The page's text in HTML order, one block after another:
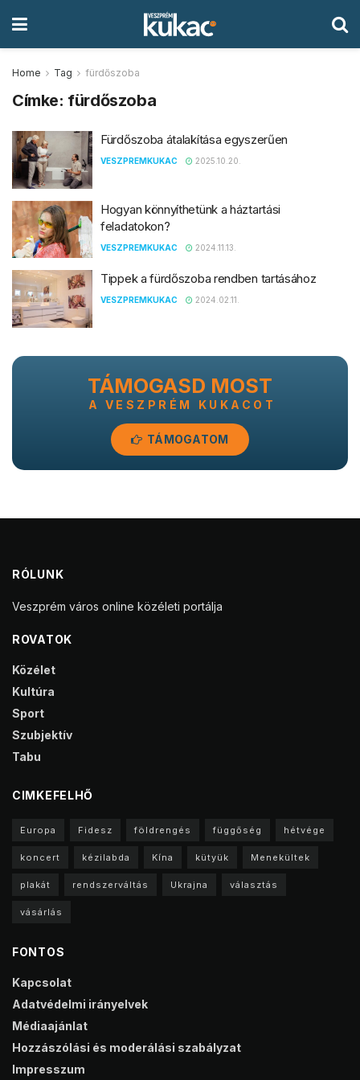
Home Tag fürdőszoba
Címke: fürdőszoba
Fürdőszoba átalakítása egyszerűen
VESZPREMKUKAC 2025.10.20.
Hogyan könnyíthetünk a háztartási
feladatokon?
VESZPREMKUKAC 2024.11.13.
Tippek a fürdőszoba rendben tartásához
VESZPREMKUKAC 2024.02.11.
TÁMOGASD MOST
A VESZPRÉM KUKACOT
TÁMOGATOM
RÓLUNK
Veszprém város online közéleti portálja
ROVATOK
Közélet
Kultúra
Sport
Szubjektív
Tabu
CIMKEFELHŐ
Europa Fidesz földrengés függőség hétvége
koncert kézilabda Kína kütyük Menekültek
plakát rendszerváltás Ukrajna választás
vásárlás
FONTOS
Kapcsolat
Adatvédelmi irányelvek
Médiaajánlat
Hozzászólási és moderálási szabályzat
Impresszum